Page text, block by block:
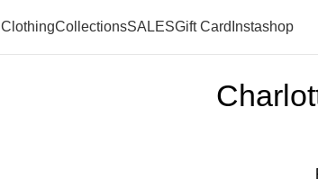
ClothingCollectionsSALESGift Card Instashop